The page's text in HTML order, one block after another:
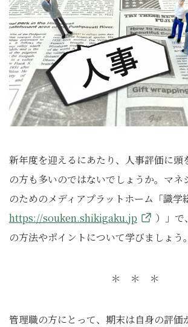
新年度を迎えるにあたり、人事評価に頭
の方も多いのではないでしょうか。マネ
のためのメディアプラットホーム「識学
https://souken.shikigaku.jp
）」で
の方法やポイントについて学びましょう。
＊ ＊ ＊
管理職の方にとって、期末は自身の評価